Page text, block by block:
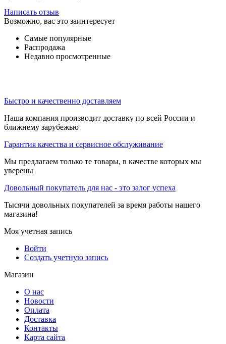
Написать отзыв
Возможно, вас это заинтересует
Самые популярные
Распродажа
Недавно просмотренные
Быстро и качественно доставляем
Наша компания производит доставку по всей России и
ближнему зарубежью
Гарантия качества и сервисное обслуживание
Мы предлагаем только те товары, в качестве которых мы
уверены
Довольный покупатель для нас - это залог успеха
Тысячи довольных покупателей за время работы нашего
магазина!
Моя учетная запись
Войти
Создать учетную запись
Магазин
О нас
Новости
Оплата
Доставка
Контакты
Карта сайта